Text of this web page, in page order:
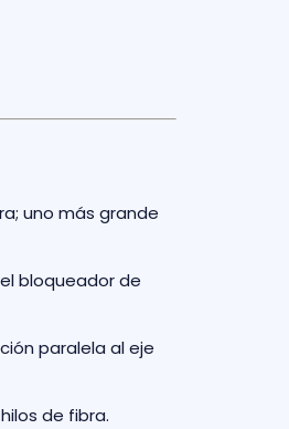
uno más grande
bloqueador de
paralela al eje
de fibra.